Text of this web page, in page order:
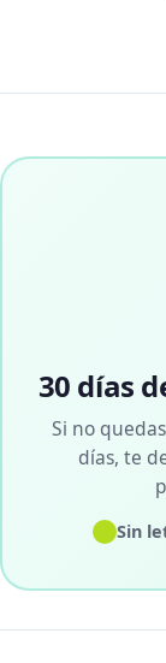
30 días
Si no
días, te
✓Sin